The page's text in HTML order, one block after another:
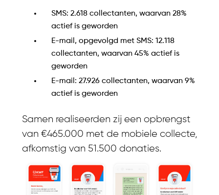
SMS: 2.618 collectanten, waarvan 28%
actief is geworden
E-mail, opgevolgd met SMS: 12.118
collectanten, waarvan 45% actief is
geworden
E-mail: 27.926 collectanten, waarvan 9%
actief is geworden
Samen realiseerden zij een opbrengst
van €465.000 met de mobiele collecte,
afkomstig van 51.500 donaties.